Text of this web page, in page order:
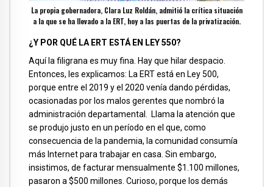
La propia gobernadora, Clara Luz Roldán, admitió la crítica situación
a la que se ha llevado a la ERT, hoy a las puertas de la privatización.
¿Y POR QUÉ LA ERT ESTÁ EN LEY 550?
Aquí la filigrana es muy fina. Hay que hilar despacio.
Entonces, les explicamos: La ERT está en Ley 500,
porque entre el 2019 y el 2020 venía dando pérdidas,
ocasionadas por los malos gerentes que nombró la
administración departamental. Llama la atención que
se produjo justo en un período en el que, como
consecuencia de la pandemia, la comunidad consumía
más Internet para trabajar en casa. Sin embargo,
insistimos, de facturar mensualmente $1.100 millones,
pasaron a $500 millones. Curioso, porque los demás